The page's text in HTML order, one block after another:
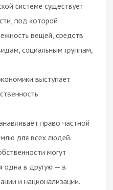
системе существует
под которой
вещей, средств
социальным группам,
выступает
право частной
для всех людей.
могут
одна в другую — в
и национализации.